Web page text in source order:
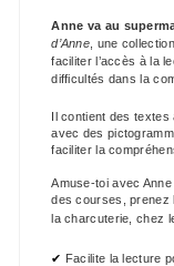
Anne va au
d’Anne , une
faciliter l’accès à la
difficultés dans la
Il contient des
avec des
faciliter la
Amuse-toi avec
des courses, prenez
la charcuterie, chez
✔ Facilite la lecture